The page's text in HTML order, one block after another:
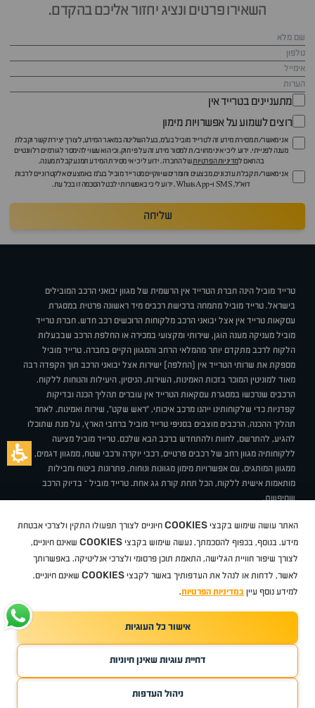
השאירו פרטים ונציג יחזור אליכם בהקדם.
מתעניינים בטרייד אין
רוצים לשמוע על אפשרויות מימון
אני מאשר/ת מסירת מידע זה לטרייד מוביל בע"מ, בעל השליטה במאגר המידע, לצורך יצירת קשר וקבלת
מענה לפנייתי. ידוע לי כי איני מחויב/ת למסור מידע זה על פי חוק, וכי הוא עשוי להימסר לגורמים רלוונטיים
בהתאם למדיניות הפרטיותשל החברה. ידוע לי כי אי מסירת המידע תמנע קבלת מענה.
אני מאשר/ת קבלת עדכונים, מבצעים וחומרים שיווקיים מטרייד מוביל בע"מ באמצעים אלקטרוניים לרבות
דוא״ל, SMS ו-WhatsApp. ידוע לי כי באפשרותי לבטל הסכמה זו בכל עת.
שליחה
טרייד מוביל הינה חברת הטרייד אין הרשמית של מגוון יבואני הרכב המובילים
בישראל. טרייד מוביל מתמחה ברכישת רכבים מיד ראשונה פרטית במסגרת
עסקאות טרייד אין אצל יבואני הרכב מלקוחות הרוכשים רכב חדש. חברת טרייד
מוביל מעניקה מענה הוגן, שירותי ומקצועי במכירה או החלפת הרכב שבבעלות
הלקוח לרכב מתקדם יותר מהמלאי הרחב והמגוון הקיים בחברה. טרייד מוביל
מספקת את שרותי הטרייד אין (החלפה) ישירות אצל יבואני הרכב תוך הקפדה רבה
מאוד למוניטין המוכר בזכות האמינות, השירות, הניסיון, היעילות והנוחות ללקוח.
הרכבים שנרכשו במסגרת עסקאות הטרייד אין עוברים תהליך הכנה ובדיקות
קפדניות כדי שלקוחותינו ייהנו מרכב איכותי, "ראש שקט", שירות ואמינות. לאחר
תהליך ההכנה, הרכבים מוצבים בסניפי טרייד מוביל ברחבי הארץ, על מנת שתוכלו
להגיע, להתרשם, לחוות ולהתחדש ברכב הבא שלכם. טרייד מוביל מציעה
ללקוחותיה מגוון רחב של רכבים פרטיים, רכבי יוקרה ורכבי שטח, ממגוון דגמים,
ממגוון המותגים, עם אפשרויות מימון מגוונות ונוחות, פתרונות ביטוח וחבילות
מותאמות אישית ללקוח, הכל תחת קורת גג אחת. טרייד מוביל – בדיוק הרכב
שחיפשת.
תקנוןBUY BACKמבצעיםמגזין טרייד מובילאיך זה עובד? דרושים
ניהול העדפות עוגיות
סיטרואן אופלפיג'וMG
Geelyמזדהבי ווי דיצ'רי טסלהניסאןטויוטהדאצ'יהפולקסווגןטסלה
ב מ וולקסוסאאודיסקודהיונדאירנושברולט
TradeMobile instagram
TradeMobile facebook
כל הזכויות שמורות טרייד מוביל2026
האתר עושה שימוש בקבצי COOKIES חיוניים לצורך תפעולו התקין ולצרכי אבטחת
מידע. בנוסף, בכפוף להסכמתך, נעשה שימוש בקבצי COOKIES שאינם חיוניים,
לצורך שיפור חוויית הגלישה, התאמת תוכן פרסומי ולצרכי אנליטיקה. באפשרותך
לאשר, לדחות או לנהל את העדפותיך באשר לקבצי COOKIES שאינם חיוניים.
למידע נוסף עיין במדיניות הפרטיות.
אישור כל העוגיות
דחיית עוגיות שאינן חיוניות
ניהול העדפות